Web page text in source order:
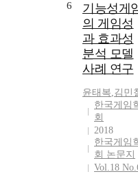
규모의 성장과
창조기업 및
력의 지역적
입에 영향을
치고 있었다.
인 게임산업에
대한 포용성의
상실 은 한국
회가 경제발전
의 기회로부터
멀어지는 결과
6
기능성게
의 게임성
과 효과성
분석 모델
사례 연구
윤태복,김민
한국게임
회
2018
한국게임
회 논문지
Vol.18